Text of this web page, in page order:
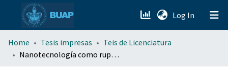
Log In (current)
menu.section.about_menu
Home Tesis impresas
Teis de Licenciatura
Nanotecnología como ruptura tecnología y ¿continuidad en la brecha de las capacidades de los países? Caso específico de México